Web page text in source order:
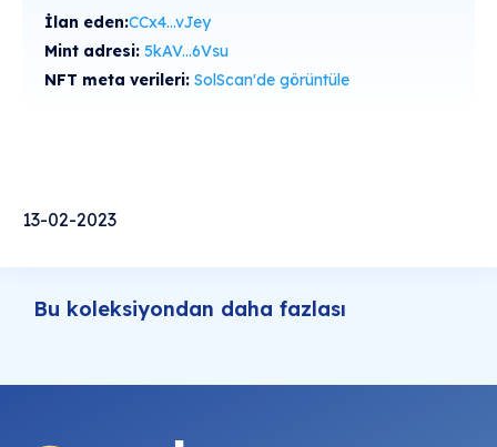
İlan eden:CCx4...vJey
Mint adresi: 5kAV...6Vsu
NFT meta verileri: SolScan'de görüntüle
13-02-2023
Bu koleksiyondan daha fazlası